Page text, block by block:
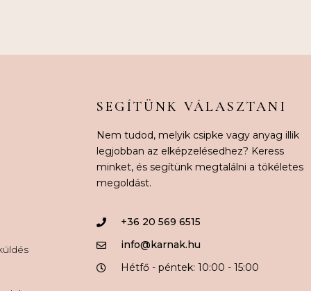
SEGÍTÜNK VÁLASZTANI
Nem tudod, melyik csipke vagy anyag illik
legjobban az elképzelésedhez? Keress
minket, és segítünk megtalálni a tökéletes
megoldást.
+36 20 569 6515
info@karnak.hu
Hétfő - péntek: 10:00 - 15:00